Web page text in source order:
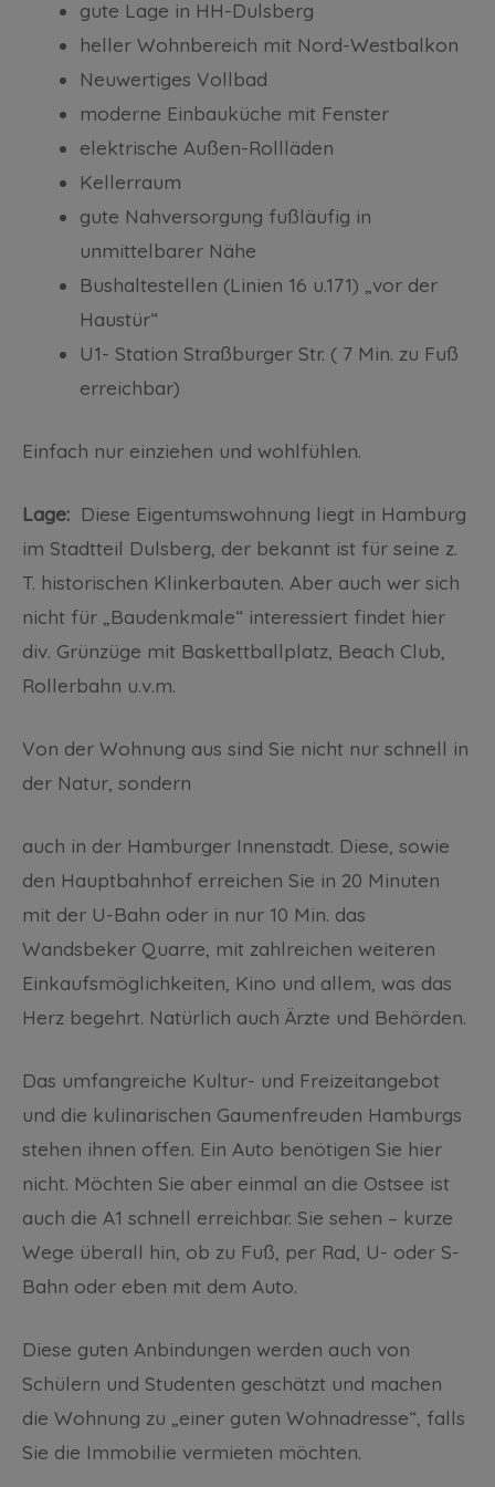
gute Lage in HH-Dulsberg
heller Wohnbereich mit Nord-Westbalkon
Neuwertiges Vollbad
moderne Einbauküche mit Fenster
elektrische Außen-Rollläden
Kellerraum
gute Nahversorgung fußläufig in
unmittelbarer Nähe
Bushaltestellen (Linien 16 u.171) „vor der
Haustür“
U1- Station Straßburger Str. ( 7 Min. zu Fuß
erreichbar)
Einfach nur einziehen und wohlfühlen.
Lage: Diese Eigentumswohnung liegt in Hamburg
im Stadtteil Dulsberg, der bekannt ist für seine z.
T. historischen Klinkerbauten. Aber auch wer sich
nicht für „Baudenkmale“ interessiert findet hier
div. Grünzüge mit Baskettballplatz, Beach Club,
Rollerbahn u.v.m.
Von der Wohnung aus sind Sie nicht nur schnell in
der Natur, sondern
auch in der Hamburger Innenstadt. Diese, sowie
den Hauptbahnhof erreichen Sie in 20 Minuten
mit der U-Bahn oder in nur 10 Min. das
Wandsbeker Quarre, mit zahlreichen weiteren
Einkaufsmöglichkeiten, Kino und allem, was das
Herz begehrt. Natürlich auch Ärzte und Behörden.
Das umfangreiche Kultur- und Freizeitangebot
und die kulinarischen Gaumenfreuden Hamburgs
stehen ihnen offen. Ein Auto benötigen Sie hier
nicht. Möchten Sie aber einmal an die Ostsee ist
auch die A1 schnell erreichbar. Sie sehen – kurze
Wege überall hin, ob zu Fuß, per Rad, U- oder S-
Bahn oder eben mit dem Auto.
Diese guten Anbindungen werden auch von
Schülern und Studenten geschätzt und machen
die Wohnung zu „einer guten Wohnadresse“, falls
Sie die Immobilie vermieten möchten.